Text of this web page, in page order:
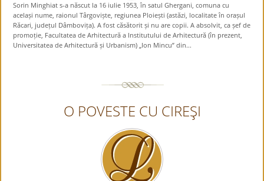
Sorin Minghiat s-a născut la 16 iulie 1953, în satul Ghergani, comuna cu
același nume, raionul Târgoviște, regiunea Ploiești (astăzi, localitate în orașul
Răcari, județul Dâmbovița). A fost căsătorit și nu are copii. A absolvit, ca șef de
promoție, Facultatea de Arhitectură a Institutului de Arhitectură (în prezent,
Universitatea de Arhitectură și Urbanism) „Ion Mincu” din...
O POVESTE CU CIREŞI